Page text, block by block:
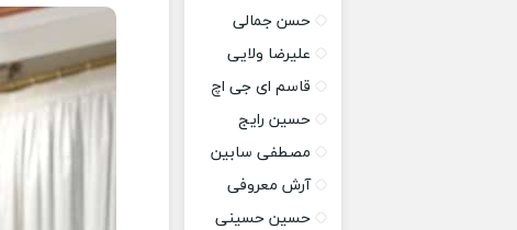
حسن جمالی
علیرضا ولایی
قاسم ای جی اچ
حسین رایج
مصطفی سابین
آرش معروفی
حسین حسینی